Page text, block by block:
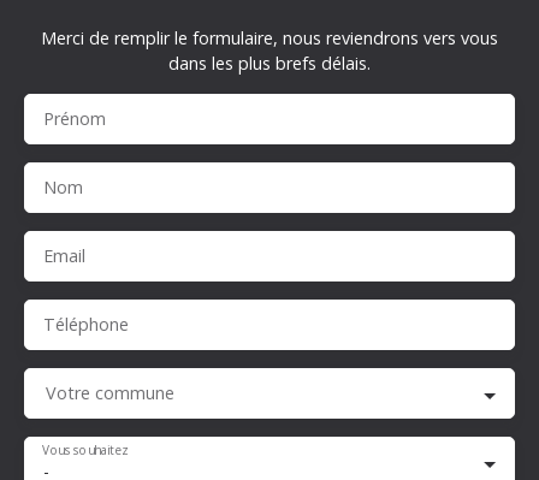
Merci de remplir le formulaire, nous reviendrons vers vous
dans les plus brefs délais.
Prénom
Nom
Email
Téléphone
Votre commune
-
Vous souhaitez